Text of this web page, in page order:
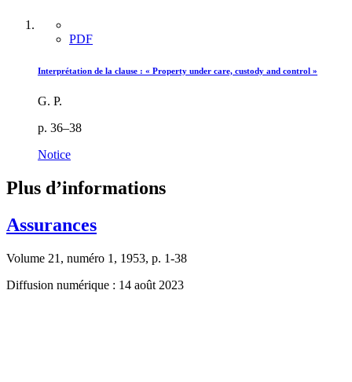
PDF
Interprétation de la clause : « Property under care, custody and control »
G. P.
p. 36–38
Notice
Plus d’informations
Assurances
Volume 21, numéro 1, 1953, p. 1-38
Diffusion numérique : 14 août 2023